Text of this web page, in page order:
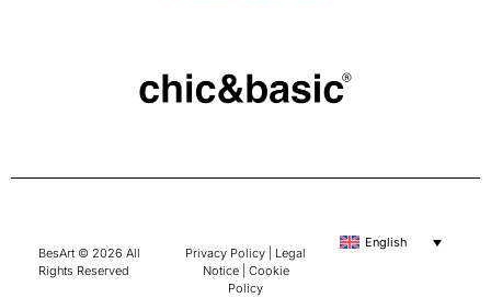
BesArt © 2026 All
Rights Reserved
Privacy Policy
Legal
Notice| Cookie
Policy
English